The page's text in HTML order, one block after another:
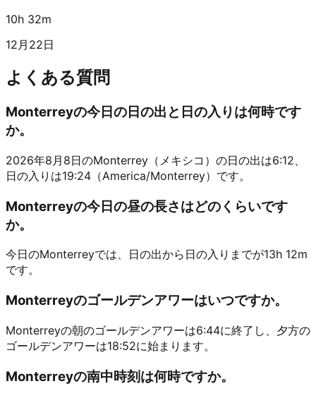
10h 32m
12月22日
よくある質問
Monterreyの今日の日の出と日の入りは何時です
か。
2026年8月8日のMonterrey（メキシコ）の日の出は6:12、
日の入りは19:24（America/Monterrey）です。
Monterreyの今日の昼の長さはどのくらいです
か。
今日のMonterreyでは、日の出から日の入りまでが13h 12m
です。
Monterreyのゴールデンアワーはいつですか。
Monterreyの朝のゴールデンアワーは6:44に終了し、夕方の
ゴールデンアワーは18:52に始まります。
Monterreyの南中時刻は何時ですか。